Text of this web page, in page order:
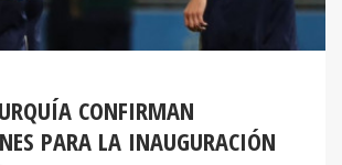
CONFIRMAN
PARA LA INAUGURACIÓN